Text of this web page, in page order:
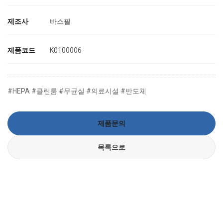
제조사 바스필
제품코드 K0100006
#HEPA #클린룸 #무균실 #의료시설 #반도체
제품문의
목록으로